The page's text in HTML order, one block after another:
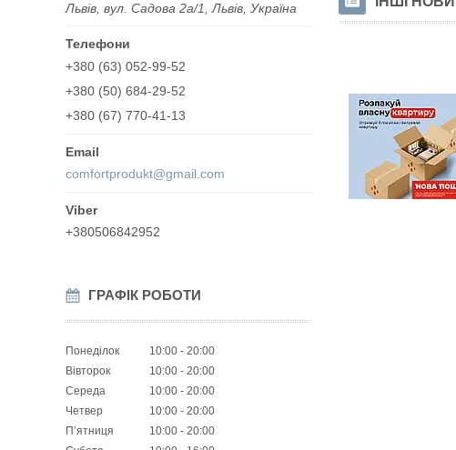
Львів, вул. Садова 2а/1, Львів, Україна
+380 (63) 052-99-52
+380 (50) 684-29-52
+380 (67) 770-41-13
comfortprodukt@gmail.com
+380506842952
ГРАФІК РОБОТИ
Понеділок 10:00
20:00
Вівторок
10:00
20:00
Середа
10:00
20:00
Четвер
10:00
20:00
Пʼятниця
10:00
20:00